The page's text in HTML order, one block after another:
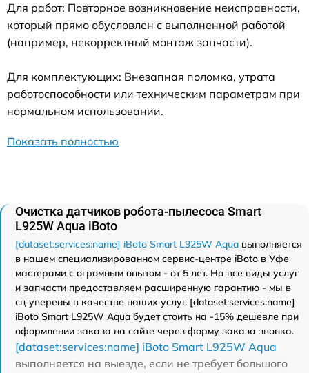
Для работ: Повторное возникновение неисправности,
который прямо обусловлен с выполненной работой
(например, некорректный монтаж запчасти).
Для комплектующих: Внезапная поломка, утрата
работоспособности или техническим параметрам при
нормальном использовании.
Показать полностью
Очистка датчиков робота-пылесоса Smart
L925W Aqua iBoto
[dataset:services:name] iBoto Smart L925W Aqua выполняется
в нашем специализированном сервис-центре iBoto в Уфе
мастерами с огромным опытом - от 5 лет. На все виды услуг
и запчасти предоставляем расширенную гарантию - мы в
сц уверены в качестве наших услуг. [dataset:services:name]
iBoto Smart L925W Aqua будет стоить на -15% дешевле при
оформлении заказа на сайте через форму заказа звонка.
[dataset:services:name] iBoto Smart L925W Aqua
выполняется на выезде, если не требует большого